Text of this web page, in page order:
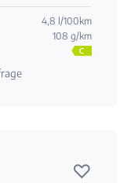
4,8 l/100km
108 g/km
C
♡